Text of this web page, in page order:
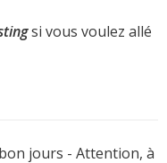
si vous voulez allé
jours - Attention, à